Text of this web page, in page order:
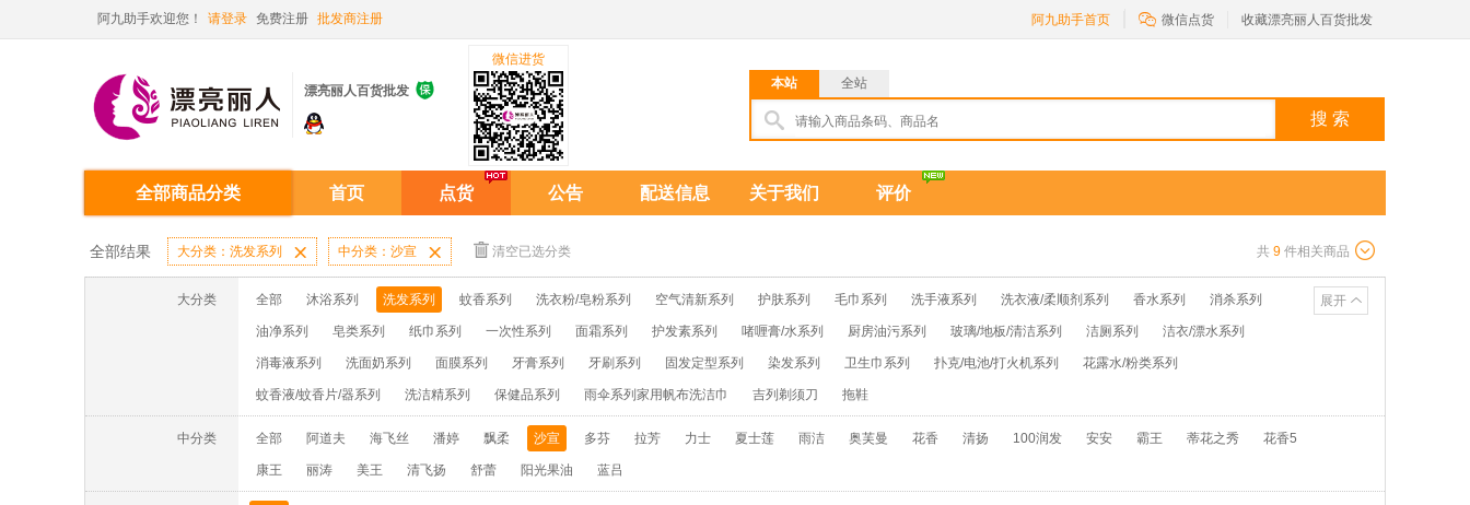
阿九助手欢迎您！ 请登录 免费注册 批发商注册 阿九助手首页  微信点货 收藏漂亮丽人百货批发
漂亮丽人百货批发 
微信进货
本站
全站
搜 索
全部商品分类 首页 点货 公告 配送信息 关于我们 评价
全部结果 大分类：洗发系列  中分类：沙宣  清空已选分类 共 9 件相关商品
大分类 全部 沐浴系列 洗发系列 蚊香系列 洗衣粉/皂粉系列 空气清新系列 护肤系列 毛巾系列 洗手液系列 洗衣液/柔顺剂系列 香水系列 消杀系列
油净系列 皂类系列 纸巾系列 一次性系列 面霜系列 护发素系列 啫喱膏/水系列 厨房油污系列 玻璃/地板/清洁系列 洁厕系列 洁衣/漂水系列
消毒液系列 洗面奶系列 面膜系列 牙膏系列 牙刷系列 固发定型系列 染发系列 卫生巾系列 扑克/电池/打火机系列 花露水/粉类系列
蚊香液/蚊香片/器系列 洗洁精系列 保健品系列 雨伞系列家用帆布洗洁巾 吉列剃须刀 拖鞋
展开
中分类 全部 阿道夫 海飞丝 潘婷 飘柔 沙宣 多芬 拉芳 力士 夏士莲 雨洁 奥芙曼 花香 清扬 100润发 安安 霸王 蒂花之秀 花香5
康王 丽涛 美王 清飞扬 舒蕾 阳光果油 蓝吕